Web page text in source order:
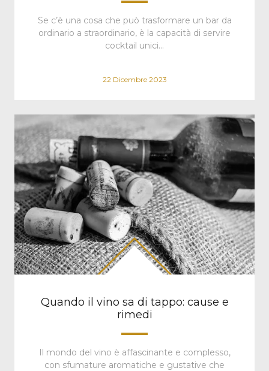
Se c’è una cosa che può trasformare un bar da
ordinario a straordinario, è la capacità di servire
cocktail unici…
22 Dicembre 2023
Quando il vino sa di tappo: cause e
rimedi
Il mondo del vino è affascinante e complesso,
con sfumature aromatiche e gustative che